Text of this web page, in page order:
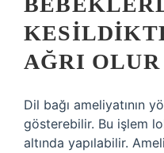
AĞRI OLUR
Dil bağı ameliyatının
gösterebilir. Bu işlem
altında yapılabilir.